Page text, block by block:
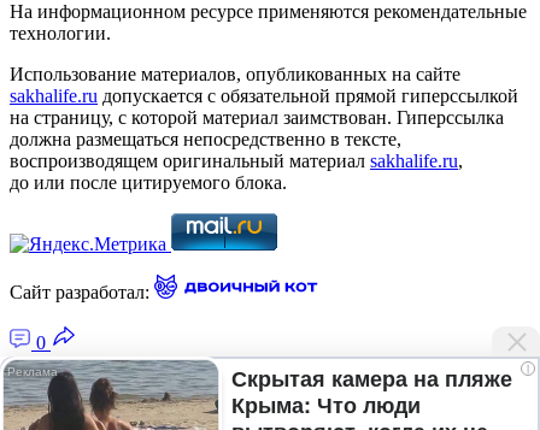
На информационном ресурсе применяются рекомендательные
технологии.
Использование материалов, опубликованных на сайте
sakhalife.ru допускается с обязательной прямой гиперссылкой
на страницу, с которой материал заимствован. Гиперссылка
должна размещаться непосредственно в тексте,
воспроизводящем оригинальный материал sakhalife.ru,
до или после цитируемого блока.
Сайт разработал:
0
Главная — Новости Якутии и мира
i
Скрытая камера на пляже
Крыма: Что люди